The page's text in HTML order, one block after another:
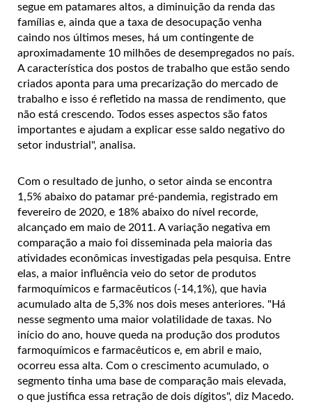
segue em patamares altos, a diminuição da renda das
famílias e, ainda que a taxa de desocupação venha
caindo nos últimos meses, há um contingente de
aproximadamente 10 milhões de desempregados no país.
A característica dos postos de trabalho que estão sendo
criados aponta para uma precarização do mercado de
trabalho e isso é refletido na massa de rendimento, que
não está crescendo. Todos esses aspectos são fatos
importantes e ajudam a explicar esse saldo negativo do
setor industrial", analisa.
Com o resultado de junho, o setor ainda se encontra
1,5% abaixo do patamar pré-pandemia, registrado em
fevereiro de 2020, e 18% abaixo do nível recorde,
alcançado em maio de 2011. A variação negativa em
comparação a maio foi disseminada pela maioria das
atividades econômicas investigadas pela pesquisa. Entre
elas, a maior influência veio do setor de produtos
farmoquímicos e farmacêuticos (-14,1%), que havia
acumulado alta de 5,3% nos dois meses anteriores. "Há
nesse segmento uma maior volatilidade de taxas. No
início do ano, houve queda na produção dos produtos
farmoquímicos e farmacêuticos e, em abril e maio,
ocorreu essa alta. Com o crescimento acumulado, o
segmento tinha uma base de comparação mais elevada,
o que justifica essa retração de dois dígitos", diz Macedo.